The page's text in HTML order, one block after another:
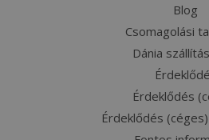
Blog
Csomagolási
Dánia
Érdeklődés
Érdeklődés